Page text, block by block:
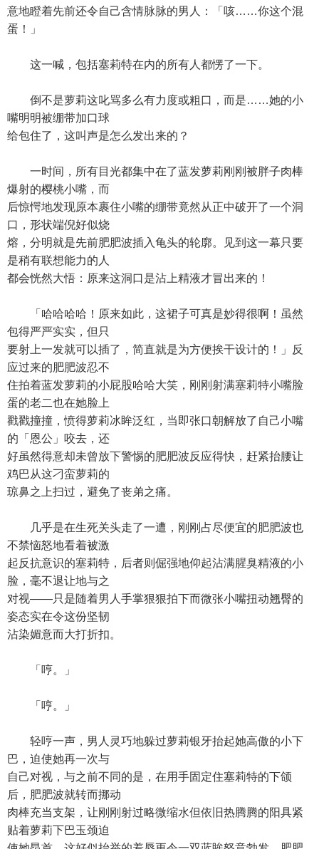
意地瞪着先前还令自己含情脉脉的男人：「咳……你这个混
蛋！」
这一喊，包括塞莉特在内的所有人都愣了一下。
倒不是萝莉这叱骂多么有力度或粗口，而是……她的小
嘴明明被绷带加口球
给包住了，这叫声是怎么发出来的？
一时间，所有目光都集中在了蓝发萝莉刚刚被胖子肉棒
爆射的樱桃小嘴，而
后惊愕地发现原本裹住小嘴的绷带竟然从正中破开了一个洞
口，形状端倪好似烧
熔，分明就是先前肥肥波插入龟头的轮廓。见到这一幕只要
是稍有联想能力的人
都会恍然大悟：原来这洞口是沾上精液才冒出来的！
「哈哈哈哈！原来如此，这裙子可真是妙得很啊！虽然
包得严严实实，但只
要射上一发就可以插了，简直就是为方便挨干设计的！」反
应过来的肥肥波忍不
住拍着蓝发萝莉的小屁股哈哈大笑，刚刚射满塞莉特小嘴脸
蛋的老二也在她脸上
戳戳撞撞，愤得萝莉冰眸泛红，当即张口朝解放了自己小嘴
的「恩公」咬去，还
好虽然得意却未曾放下警惕的肥肥波反应得快，赶紧抬腰让
鸡巴从这刁蛮萝莉的
琼鼻之上扫过，避免了丧弟之痛。
几乎是在生死关头走了一遭，刚刚占尽便宜的肥肥波也
不禁恼怒地看着被激
起反抗意识的塞莉特，后者则倔强地仰起沾满腥臭精液的小
脸，毫不退让地与之
对视——只是随着男人手掌狠狠拍下而微张小嘴扭动翘臀的
姿态实在令这份坚韧
沾染媚意而大打折扣。
「哼。」
「哼。」
轻哼一声，男人灵巧地躲过萝莉银牙抬起她高傲的小下
巴，迫使她再一次与
自己对视，与之前不同的是，在用手固定住塞莉特的下颌
后，肥肥波就转而挪动
肉棒充当支架，让刚刚射过略微缩水但依旧热腾腾的阳具紧
贴着萝莉下巴玉颈迫